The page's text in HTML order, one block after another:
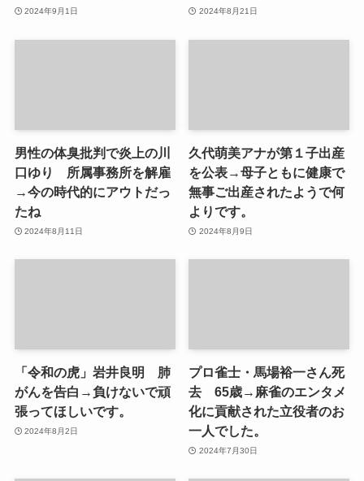
2024年9月1日 2024年8月21日
男性の体臭批判で炎上の川
口ゆり 所属事務所を解雇
→今の時代的にアウトだっ
たね
2024年8月11日
久代萌美アナが第１子出産
を公表→母子ともに健康で
無事ご出産されたようで何
よりです。
2024年8月9日
「令和の虎」岩井良明 肺
がんを告白→負けないで頑
張ってほしいです。
2024年8月2日
プロ雀士・馬場裕一さん死
去 65歳→麻雀のエンタメ
化に貢献された立役者のお
一人でした。
2024年7月30日